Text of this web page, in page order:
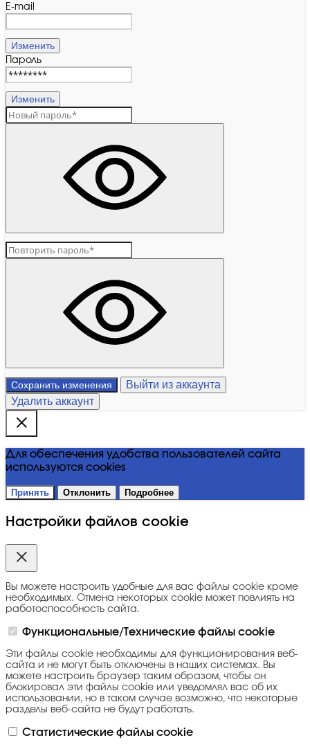
E-mail
Изменить
Пароль
Изменить
Сохранить изменения
Выйти из аккаунта
Удалить аккаунт
Для обеспечения удобства пользователей сайта
используются cookies
Принять Отклонить Подробнее
Настройки файлов cookie
Вы можете настроить удобные для вас файлы cookie кроме
необходимых. Отмена некоторых cookie может повлиять на
работоспособность сайта.
Функциональные/Технические файлы cookie
Эти файлы cookie необходимы для функционирования веб-
сайта и не могут быть отключены в наших системах. Вы
можете настроить браузер таким образом, чтобы он
блокировал эти файлы cookie или уведомлял вас об их
использовании, но в таком случае возможно, что некоторые
разделы веб-сайта не будут работать.
Статистические файлы cookie